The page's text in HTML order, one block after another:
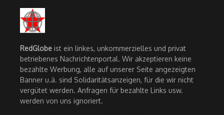
RedGlobe ist ein linkes, unkommerzielles und privat
betriebenes Nachrichtenportal. Wir akzeptieren keine
bezahlte Werbung, alle auf unserer Seite angezeigten
Banner u.ä. sind Solidaritätsanzeigen, für die wir nicht
vergütet werden. Anfragen für bezahlte Links usw.
werden von uns ignoriert.